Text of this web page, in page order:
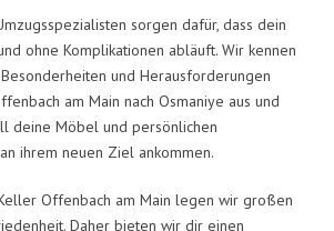
sorgen dafür, dass dein
ohne Komplikationen abläuft. Wir kennen
und Herausforderungen
am Main nach Osmaniye aus und
deine Möbel und persönlichen
ihrem neuen Ziel ankommen.
Offenbach am Main legen wir großen
Daher bieten wir dir einen